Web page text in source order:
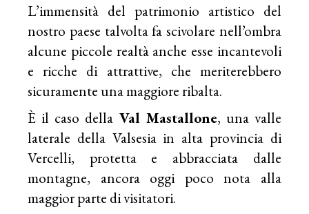
L’immensità del patrimonio artistico del
nostro paese talvolta fa scivolare nell’ombra
alcune piccole realtà anche esse incantevoli
e ricche di attrattive, che meriterebbero
sicuramente una maggiore ribalta.
È il caso della Val Mastallone, una valle
laterale della Valsesia in alta provincia di
Vercelli, protetta e abbracciata dalle
montagne, ancora oggi poco nota alla
maggior parte di visitatori.